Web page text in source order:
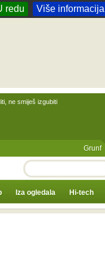
redu Više informacija
ne smiješ izgubiti
Grunf
TRAŽI
Iza ogledala Hi-tech